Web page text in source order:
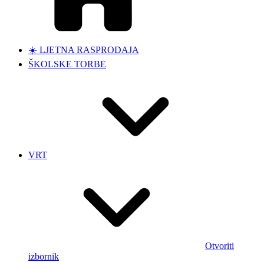
☀️ LJETNA RASPRODAJA
ŠKOLSKE TORBE
VRT
Otvoriti
izbornik